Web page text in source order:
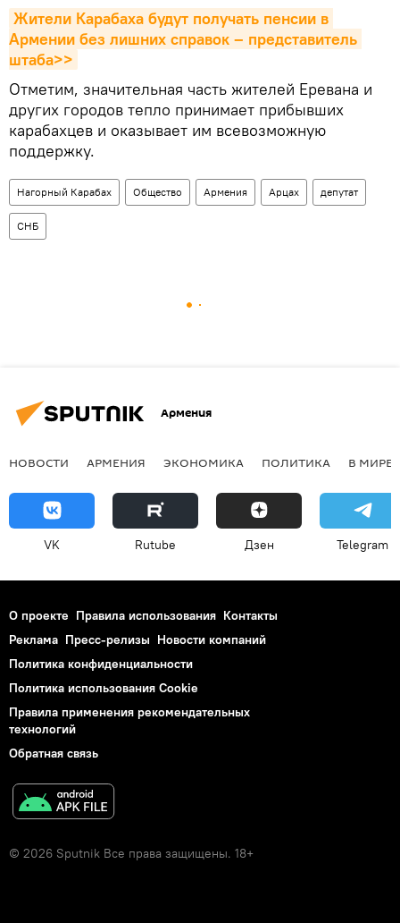
Жители Карабаха будут получать пенсии в
Армении без лишних справок – представитель
штаба>>
Отметим, значительная часть жителей Еревана и
других городов тепло принимает прибывших
карабахцев и оказывает им всевозможную
поддержку.
Нагорный Карабах Общество Армения Арцах депутат
СНБ
Армения
НОВОСТИ АРМЕНИЯ ЭКОНОМИКА ПОЛИТИКА В МИРЕ
VK Rutube Дзен Telegram
О проекте Правила использования Контакты
Реклама Пресс-релизы Новости компаний
Политика конфиденциальности
Политика использования Cookie
Правила применения рекомендательных
технологий
Обратная связь
© 2026 Sputnik Все права защищены. 18+